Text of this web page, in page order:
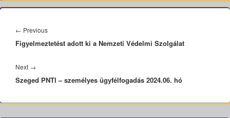
navigáció
← PreviousPrevious
post:
Figyelmeztetést adott ki a Nemzeti Védelmi Szolgálat
Next →
post:
Szeged PNTI – személyes ügyfélfogadás 2024.06. hó